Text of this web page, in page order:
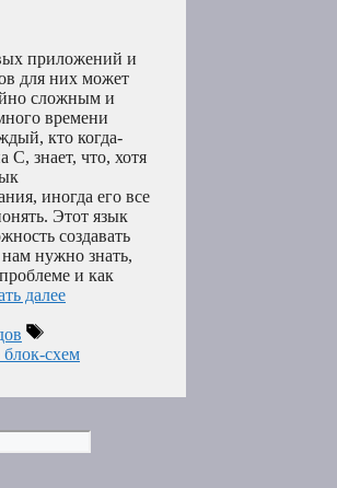
приложений и
для них может
сложным и
времени
кто когда-
C, знает, что, хотя
иногда его все
Этот язык
создавать
нужно знать,
и как
далее
Метки
блок-схем